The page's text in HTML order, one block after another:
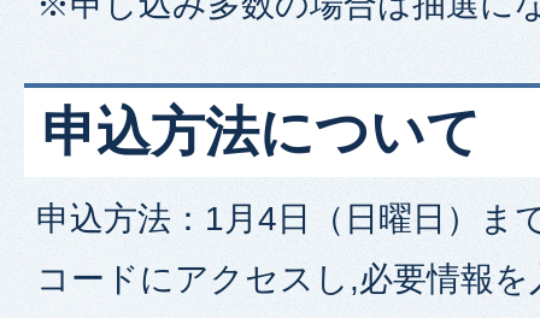
申込方法について
申込方法：1月4日（日曜日）ま
コードにアクセスし,必要情報